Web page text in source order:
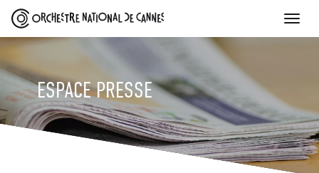
Toggle
ESPACE PRESSE